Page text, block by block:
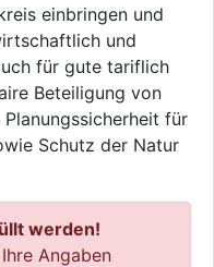
einbringen und
und
für gute tariflich
Beteiligung von
Planungssicherheit für
Schutz der Natur
werden!
Angaben